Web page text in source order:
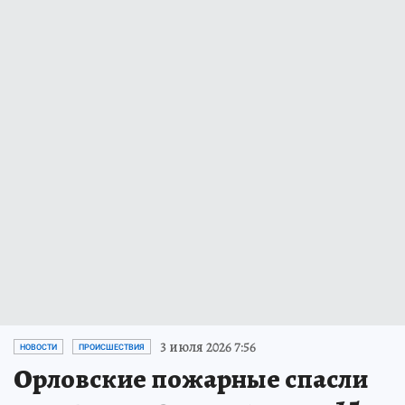
НОВОСТИ ПРОИСШЕСТВИЯ 3 июля 2026 7:56
Орловские пожарные спасли